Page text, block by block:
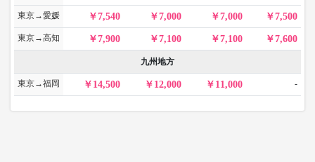
東京→愛媛 7,540 7,000 7,000 7,500
東京→高知 7,900 7,100 7,100 7,600
九州地方
東京→福岡 14,500 12,000 11,000 -